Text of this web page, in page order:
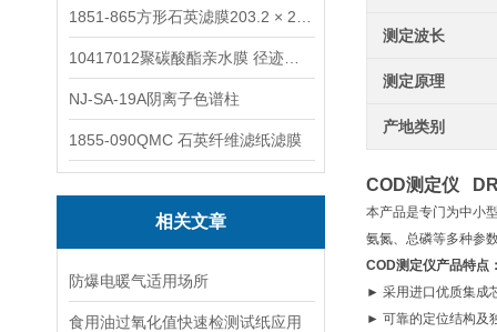
NJ-SA-19A阴离子色谱柱
1855-090QMC 石英纤维滤纸滤膜
相关文章
防爆电暖气适用场所
食用油过氧化值快速检测试纸应用
测定波长
测定原理
产地类别
COD测定仪
本产品是专门为中小
氨氮、总磷等多种参
COD测定仪产品特点
► 采用进口优质集成
► 可靠的定位结构及